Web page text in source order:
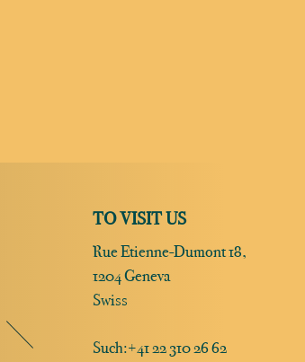
TO VISIT US
Rue Etienne-Dumont 18,
1204 Geneva
Swiss
Such:+41 22 310 26 62